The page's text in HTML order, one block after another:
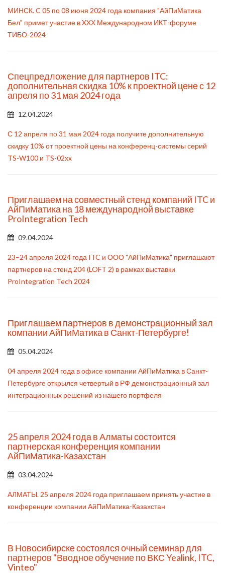
МИНСК. C 05 по 08 июня 2024 года компания "АйПиМатика
Бел" примет участие в XXХ Международном ИКТ-форуме
ТИБО-2024
Спецпредложение для партнеров ITC:
дополнительная скидка 10% к проектной цене с 12
апреля по 31 мая 2024 года
12.04.2024
С 12 апреля по 31 мая 2024 года получите дополнительную
скидку 10% от проектной цены на конференц-системы серий
TS-W100 и TS-02xx
Приглашаем на совместный стенд компаний ITC и
АйПиМатика на 18 международной выставке
ProIntegration Tech
09.04.2024
23–24 апреля 2024 года ITC и ООО "АйПиМатика" приглашают
партнеров на стенд 204 (LOFT 2) в рамках выставки
ProIntegration Tech 2024
Приглашаем партнеров в демонстрационный зал
компании АйПиМатика в Санкт-Петербурге!
05.04.2024
04 апреля 2024 года в офисе компании АйПиМатика в Санкт-
Петербурге открылся четвертый в РФ демонстрационный зал
интеграционных решений из нашего портфеля
25 апреля 2024 года в Алматы состоится
партнерская конференция компании
АйПиМатика-Казахстан
03.04.2024
АЛМАТЫ. 25 апреля 2024 года приглашаем принять участие в
конференции компании АйПиМатика-Казахстан
В Новосибирске состоялся очный семинар для
партнеров "Вводное обучение по ВКС Yealink, ITC,
Vinteo"